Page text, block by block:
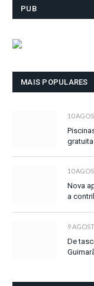
PUB
MAIS POPULARES
10
10
Nova
a
9
De